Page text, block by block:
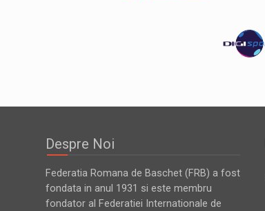
Despre Noi
Federatia Romana de Baschet (FRB) a fost
fondata in anul 1931 si este membru
fondator al Federatiei Internationale de